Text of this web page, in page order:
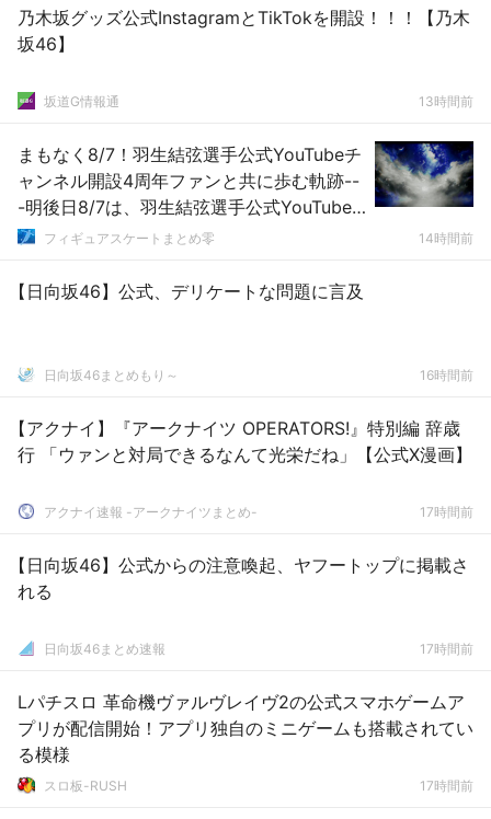
乃木坂グッズ公式InstagramとTikTokを開設！！！【乃木
坂46】
坂道G情報通 13時間前
まもなく8/7！羽生結弦選手公式YouTubeチ
ャンネル開設4周年ファンと共に歩む軌跡--
-明後日8/7は、羽生結弦選手公式YouTube
チャンネル開設4周年という記念すべき日で
を届けてくれたチャンネルに感謝の気持ち
フィギュアスケートまとめ零 14時間前
【日向坂46】公式、デリケートな問題に言及
日向坂46まとめもり～ 16時間前
【アクナイ】『アークナイツ OPERATORS!』特別編 辞歳
行 「ウァンと対局できるなんて光栄だね」【公式X漫画】
アクナイ速報 -アークナイツまとめ- 17時間前
【日向坂46】公式からの注意喚起、ヤフートップに掲載さ
れる
日向坂46まとめ速報 17時間前
Lパチスロ 革命機ヴァルヴレイヴ2の公式スマホゲームア
プリが配信開始！アプリ独自のミニゲームも搭載されてい
る模様
スロ板-RUSH 17時間前